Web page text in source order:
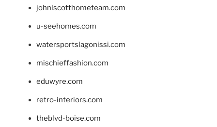
johnlscotthometeam.com
u-seehomes.com
watersportslagonissi.com
mischieffashion.com
eduwyre.com
retro-interiors.com
theblvd-boise.com